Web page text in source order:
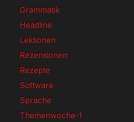
Grammatik
Headline
Lektionen
Rezensionen
Rezepte
Software
Sprache
Themenwoche-1